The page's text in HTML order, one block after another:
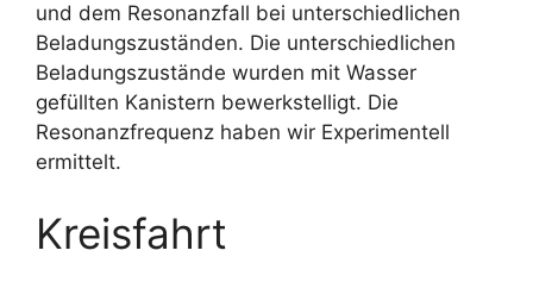
und dem Resonanzfall bei unterschiedlichen
Beladungszuständen. Die unterschiedlichen
Beladungszustände wurden mit Wasser
gefüllten Kanistern bewerkstelligt. Die
Resonanzfrequenz haben wir Experimentell
ermittelt.
Kreisfahrt